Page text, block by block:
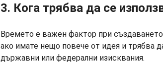
3. Кога трябва да се
Времето е важен фактор при
ако имате нещо повече от идея и трябва
държавни или федерални изисквания.